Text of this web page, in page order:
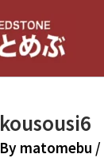
kousousi6
By matomebu /